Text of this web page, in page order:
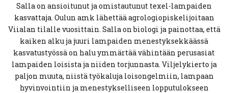
Salla on ansioitunut ja omistautunut texel-lampaiden
kasvattaja. Oulun amk lähettää agrologiopiskelijoitaan
Viialan tilalle vuosittain. Salla on biologi ja painottaa, että
kaiken alku ja juuri lampaiden menestyksekkäässä
kasvatustyössä on halu ymmärtää vähintään perusasiat
lampaiden loisista ja niiden torjunnasta. Viljelykierto ja
paljon muuta, niistä työkaluja loisongelmiin, lampaan
hyvinvointiin ja menestykselliseen lopputulokseen